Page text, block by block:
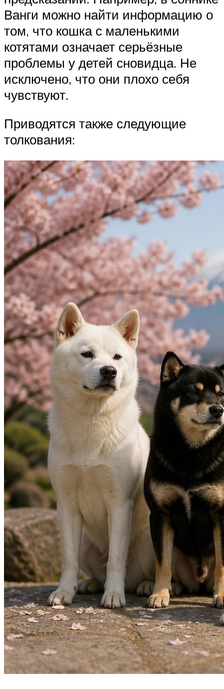
Ванги можно найти информацию о
том, что кошка с маленькими
котятами означает серьёзные
проблемы у детей сновидца. Не
исключено, что они плохо себя
чувствуют.
Приводятся также следующие
толкования: